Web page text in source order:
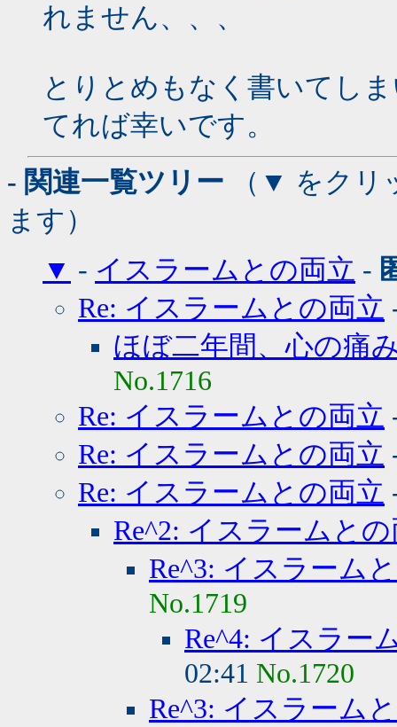
れません、、、
とりとめもなく書いてし
てれば幸いです。
- 関連一覧ツリー （▼ をクリ
ます）
▼ - イスラームとの両立 -
Re: イスラームとの両立
ほぼ二年間、心の痛
No.1716
Re: イスラームとの両立
Re: イスラームとの両立
Re: イスラームとの両立
Re^2: イスラームと
Re^3: イスラーム
No.1719
Re^4: イスラー
02:41 No.1720
Re^3: イスラーム